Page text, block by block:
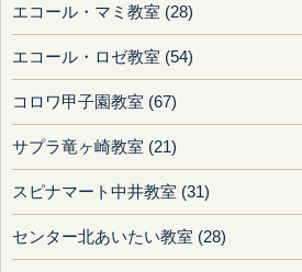
エコール・マミ教室 (28)
エコール・ロゼ教室 (54)
コロワ甲子園教室 (67)
サプラ竜ヶ崎教室 (21)
スピナマート中井教室 (31)
センター北あいたい教室 (28)